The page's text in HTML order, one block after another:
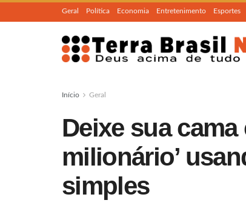
Geral Política Economia Entretenimento Esportes
Início Geral
Deixe sua
milionário’
simples